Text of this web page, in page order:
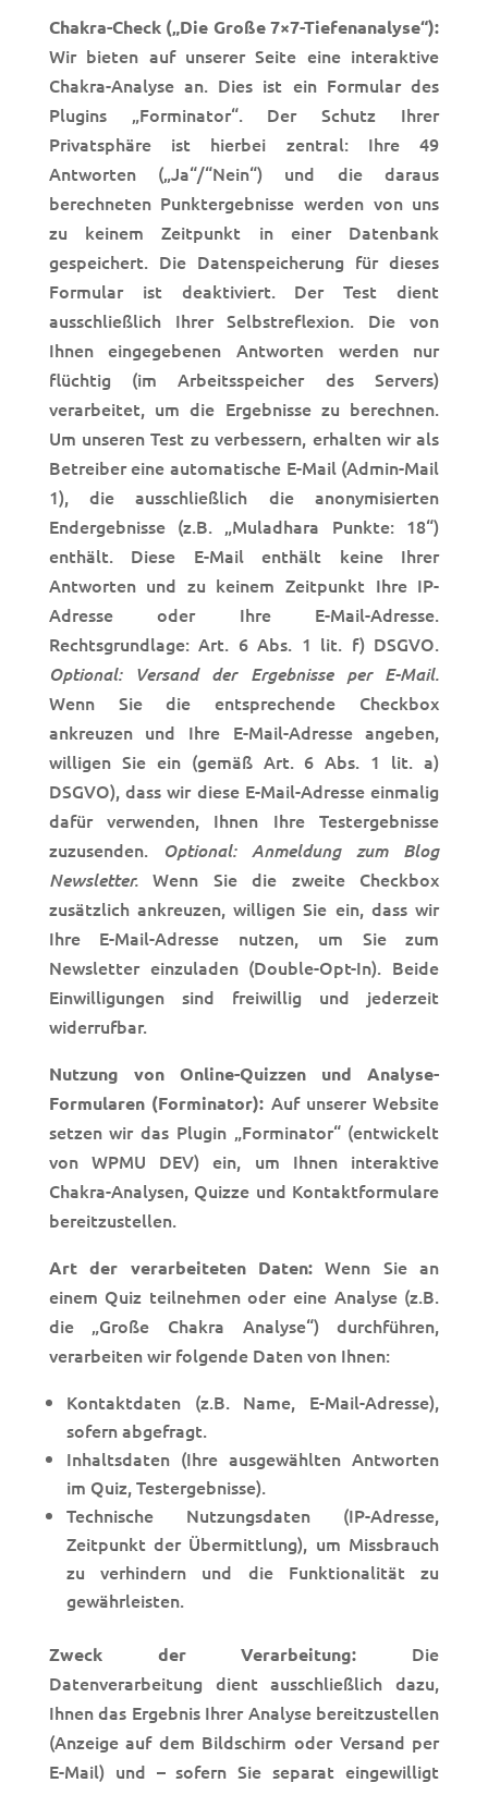
Chakra-Check („Die Große 7×7-Tiefenanalyse“):
Wir bieten auf unserer Seite eine interaktive
Chakra-Analyse an. Dies ist ein Formular des
Plugins „Forminator“. Der Schutz Ihrer
Privatsphäre ist hierbei zentral: Ihre 49
Antworten („Ja“/“Nein“) und die daraus
berechneten Punktergebnisse werden von uns
zu keinem Zeitpunkt in einer Datenbank
gespeichert. Die Datenspeicherung für dieses
Formular ist deaktiviert. Der Test dient
ausschließlich Ihrer Selbstreflexion. Die von
Ihnen eingegebenen Antworten werden nur
flüchtig (im Arbeitsspeicher des Servers)
verarbeitet, um die Ergebnisse zu berechnen.
Um unseren Test zu verbessern, erhalten wir als
Betreiber eine automatische E-Mail (Admin-Mail
1), die ausschließlich die anonymisierten
Endergebnisse (z.B. „Muladhara Punkte: 18“)
enthält. Diese E-Mail enthält keine Ihrer
Antworten und zu keinem Zeitpunkt Ihre IP-
Adresse oder Ihre E-Mail-Adresse.
Rechtsgrundlage: Art. 6 Abs. 1 lit. f) DSGVO.
Optional: Versand der Ergebnisse per E-Mail.
Wenn Sie die entsprechende Checkbox
ankreuzen und Ihre E-Mail-Adresse angeben,
willigen Sie ein (gemäß Art. 6 Abs. 1 lit. a)
DSGVO), dass wir diese E-Mail-Adresse einmalig
dafür verwenden, Ihnen Ihre Testergebnisse
zuzusenden.
Optional: Anmeldung zum Blog
Newsletter.Wenn Sie die zweite Checkbox
zusätzlich ankreuzen, willigen Sie ein, dass wir
Ihre E-Mail-Adresse nutzen, um Sie zum
Newsletter einzuladen (Double-Opt-In). Beide
Einwilligungen sind freiwillig und jederzeit
widerrufbar.
Nutzung von Online-Quizzen und Analyse-
Formularen (Forminator): Auf unserer Website
setzen wir das Plugin „Forminator“ (entwickelt
von WPMU DEV) ein, um Ihnen interaktive
Chakra-Analysen, Quizze und Kontaktformulare
bereitzustellen.
Art der verarbeiteten Daten: Wenn Sie an
einem Quiz teilnehmen oder eine Analyse (z.B.
die „Große Chakra Analyse“) durchführen,
verarbeiten wir folgende Daten von Ihnen:
Kontaktdaten (z.B. Name, E-Mail-Adresse),
sofern abgefragt.
Inhaltsdaten (Ihre ausgewählten Antworten
im Quiz, Testergebnisse).
Technische Nutzungsdaten (IP-Adresse,
Zeitpunkt der Übermittlung), um Missbrauch
zu verhindern und die Funktionalität zu
gewährleisten.
Zweck der Verarbeitung: Die
Datenverarbeitung dient ausschließlich dazu,
Ihnen das Ergebnis Ihrer Analyse bereitzustellen
(Anzeige auf dem Bildschirm oder Versand per
E-Mail) und – sofern Sie separat eingewilligt